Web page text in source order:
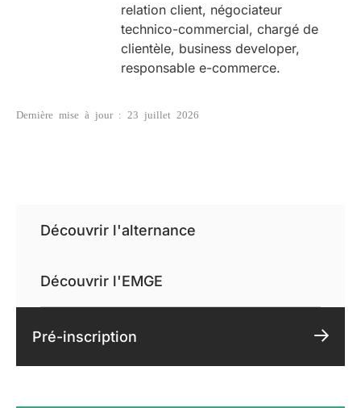
relation client, négociateur
technico-commercial, chargé de
clientèle, business developer,
responsable e-commerce.
Dernière mise à jour : 23 juillet 2026
Découvrir l'alternance
Découvrir l'EMGE
Pré-inscription